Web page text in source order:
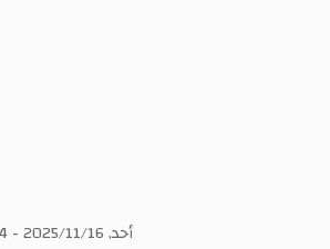
أحد, 2025/11/16 - 13:14